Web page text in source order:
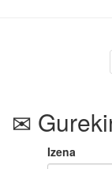
Izena